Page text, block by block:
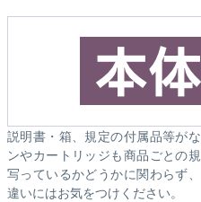
説明書・箱、規定の付属品等が
ンやカートリッジも商品ごとの
写っているかどうかに関わらず
違いにはお気をつけください。